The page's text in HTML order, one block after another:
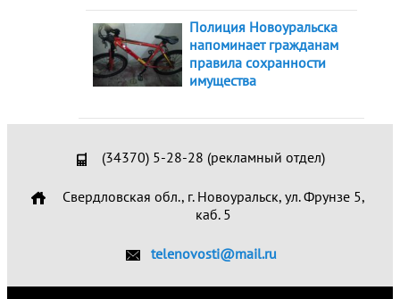
Полиция Новоуральска
напоминает гражданам
правила сохранности
имущества
(34370) 5-28-28 (рекламный отдел)
Свердловская обл., г. Новоуральск, ул. Фрунзе 5,
каб. 5
telenovosti@mail.ru